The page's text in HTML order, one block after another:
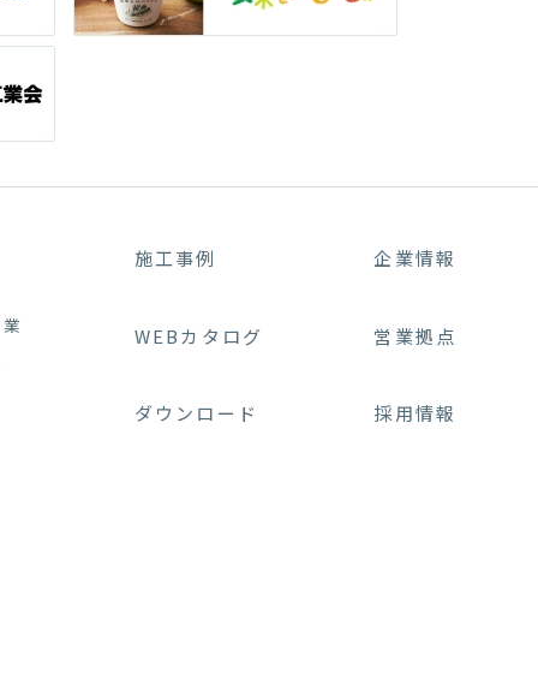
施工事例
WEBカタログ
ダウンロード
企業情報
営業拠点
採用情報